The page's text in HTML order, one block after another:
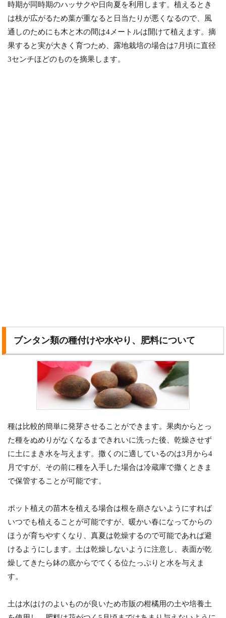
時期が同時期のハッサクや日向夏を利用します。植えるとき
は枝が広がるため葉が重なると日当たりが悪くなるので、風
通しのためにも木と木の間は4メートルは開けて植えます。摘
果すると実が大きく育つため、露地栽培の場合は7月頃に直径
3センチほどのものを摘果します。
ブンタン類の種付けや水やり、肥料について
種は比較的簡単に発芽させることができます。果肉からとっ
た種をぬめりがなくなるまできれいに洗った後、乾燥させず
に土にまき水を与えます。撒くのに適しているのは3月から4
月ですが、その前に種を入手した場合は冷蔵庫で撒くときま
で保管することが可能です。
ポット植えの苗木を植える場合は根を崩さないようにすれば
いつでも植えることが可能ですが、暖かい春になってからの
ほうが育ちやすくなり、真夏は乾燥するので可能であれば避
けるようにします。土は乾燥しないように注意し、表面が乾
燥してきたら鉢の底からでてくる位たっぷりと水を与えま
す。
土は水はけのよいものが良いため市販の柑橘用の土や培養土